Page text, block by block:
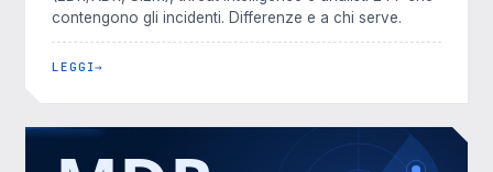
contengono gli incidenti. Differenze e a chi serve.
LEGGI